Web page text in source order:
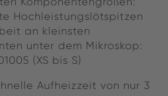
Hochleistungslötspitzen
an kleinsten
unter dem Mikroskop:
(XS bis S)
Aufheizzeit von nur 3